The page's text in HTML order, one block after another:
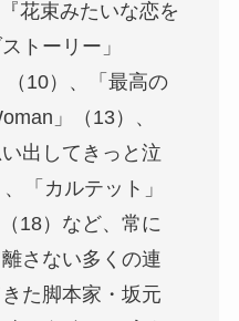
花束みたいな恋を
トーリー」
（10）、「最高の
」（13）、
出してきっと泣
「カルテット」
18）など、常に
さない多くの連
た脚本家・坂元